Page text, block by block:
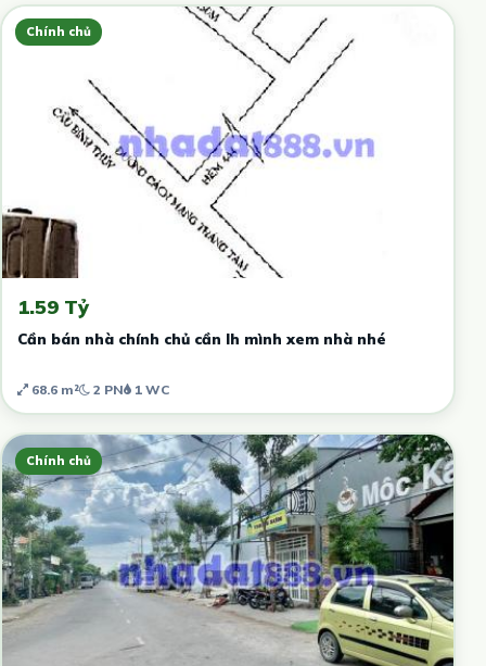
Chính chủ
1.59 Tỷ
Cần bán nhà chính chủ cần lh mình xem nhà nhé
68.6 m² 2 PN 1 WC
Chính chủ